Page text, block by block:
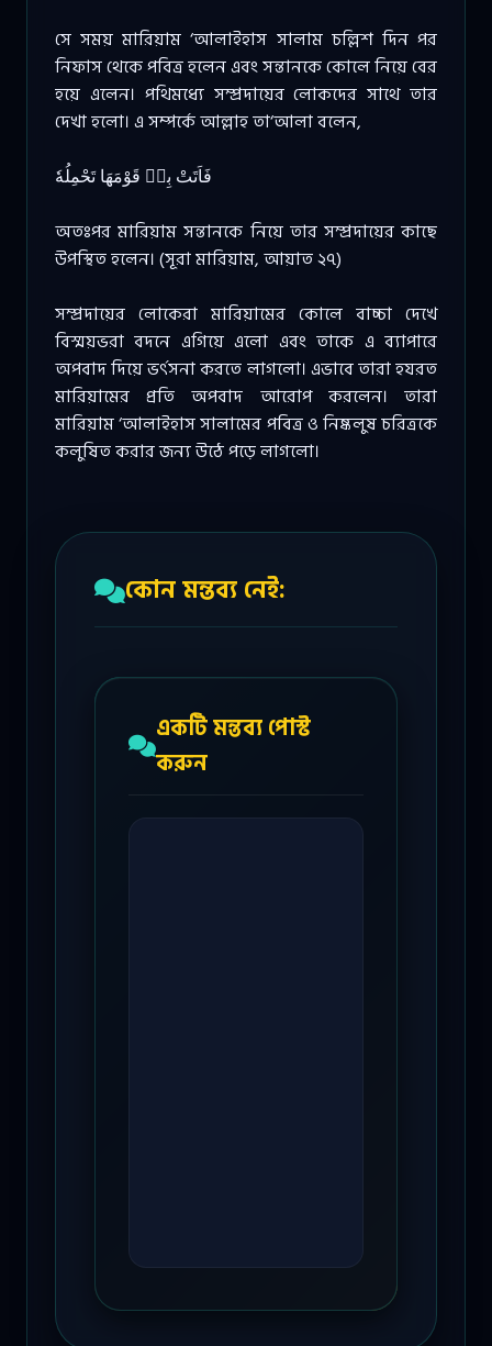
সে সময় মারিয়াম ‘আলাইহাস সালাম চল্লিশ দিন পর
নিফাস থেকে পবিত্র হলেন এবং সন্তানকে কোলে নিয়ে বের
হয়ে এলেন। পথিমধ্যে সম্প্রদায়ের লোকদের সাথে তার
দেখা হলো। এ সম্পর্কে আল্লাহ তা‘আলা বলেন,
فَاَتَتْ بِهٖ قَوْمَهَا تَحْمِلُهٗ
অতঃপর মারিয়াম সন্তানকে নিয়ে তার সম্প্রদায়ের কাছে
উপস্থিত হলেন। (সূরা মারিয়াম, আয়াত ২৭)
সম্প্রদায়ের লোকেরা মারিয়ামের কোলে বাচ্চা দেখে
বিস্ময়ভরা বদনে এগিয়ে এলো এবং তাকে এ ব্যাপারে
অপবাদ দিয়ে ভর্ৎসনা করতে লাগলো। এভাবে তারা হযরত
মারিয়ামের প্রতি অপবাদ আরোপ করলেন। তারা
মারিয়াম ‘আলাইহাস সালামের পবিত্র ও নিষ্কলুষ চরিত্রকে
কলুষিত করার জন্য উঠে পড়ে লাগলো।
কোন মন্তব্য নেই:
একটি মন্তব্য পোস্ট
করুন